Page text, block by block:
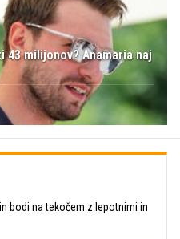
43 milijonov? Anamaria naj
bodi na tekočem z lepotnimi in